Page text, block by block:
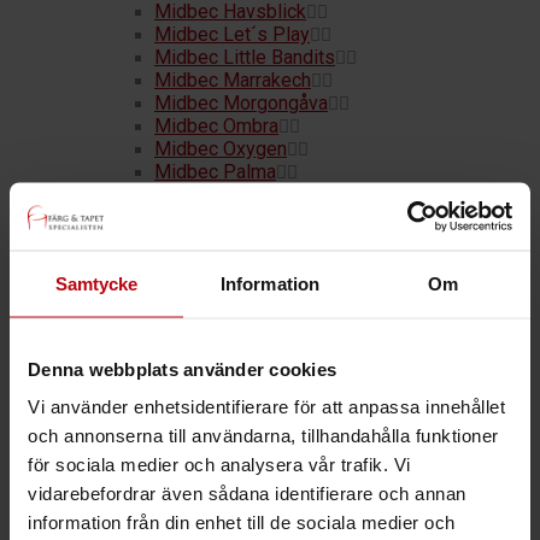
Samtycke Information Om
Denna webbplats använder cookies
Vi använder enhetsidentifierare för att anpassa innehållet
och annonserna till användarna, tillhandahålla funktioner
för sociala medier och analysera vår trafik. Vi
vidarebefordrar även sådana identifierare och annan
information från din enhet till de sociala medier och
Midbec Havsblick
Midbec Let´s Play
Midbec Little Bandits
Midbec Marrakech
Midbec Morgongåva
Midbec Ombra
Midbec Oxygen
Midbec Palma
Midbec Sweet Dreams
Träfasad
Putsfasad
Sockel
Inomhusfärger
Snickerifärg
Special
Tak & Väggar